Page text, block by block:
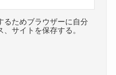
るためブラウザーに自分
サイトを保存する。